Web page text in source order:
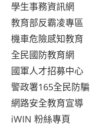
學生事務資訊網
教育部反霸凌專區
機車危險感知教育
全民國防教育網
國軍人才招募中心
警政署165全民防騙
網路安全教育宣導
iWIN 粉絲專頁